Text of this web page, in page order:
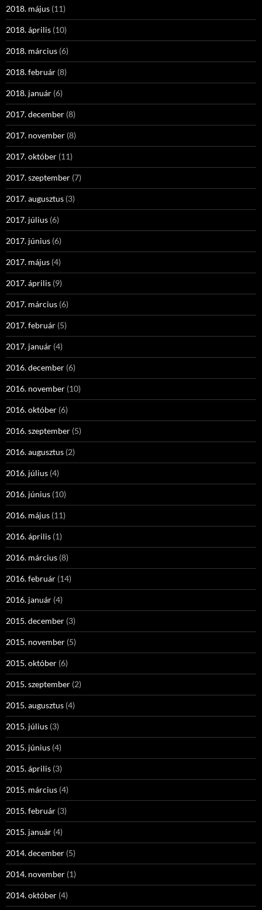
2018. május (11)
2018. április (10)
2018. március (6)
2018. február (8)
2018. január (6)
2017. december (8)
2017. november (8)
2017. október (11)
2017. szeptember (7)
2017. augusztus (3)
2017. július (6)
2017. június (6)
2017. május (4)
2017. április (9)
2017. március (6)
2017. február (5)
2017. január (4)
2016. december (6)
2016. november (10)
2016. október (6)
2016. szeptember (5)
2016. augusztus (2)
2016. július (4)
2016. június (10)
2016. május (11)
2016. április (1)
2016. március (8)
2016. február (14)
2016. január (4)
2015. december (3)
2015. november (5)
2015. október (6)
2015. szeptember (2)
2015. augusztus (4)
2015. július (3)
2015. június (4)
2015. április (3)
2015. március (4)
2015. február (3)
2015. január (4)
2014. december (5)
2014. november (1)
2014. október (4)